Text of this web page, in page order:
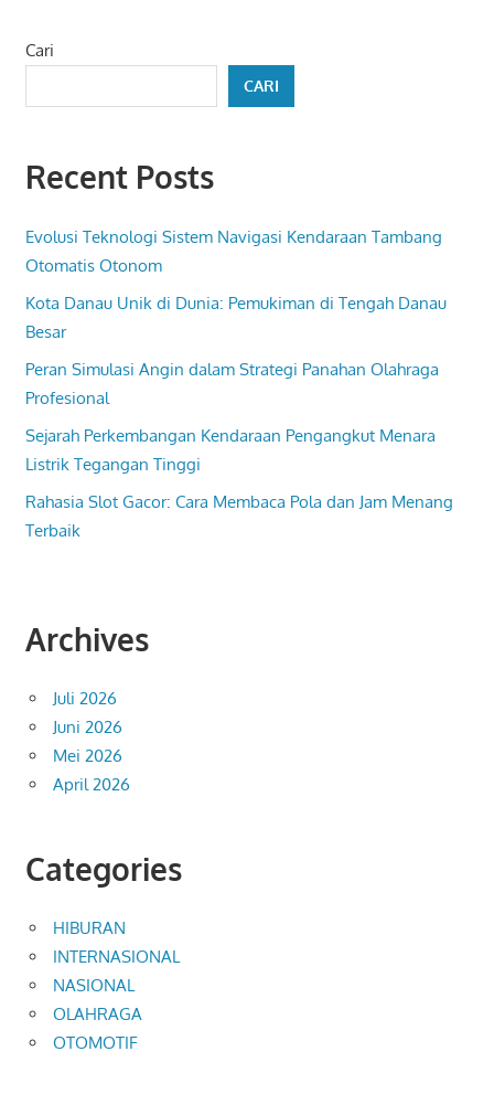
Cari
CARI
Recent Posts
Evolusi Teknologi Sistem Navigasi Kendaraan Tambang
Otomatis Otonom
Kota Danau Unik di Dunia: Pemukiman di Tengah Danau
Besar
Peran Simulasi Angin dalam Strategi Panahan Olahraga
Profesional
Sejarah Perkembangan Kendaraan Pengangkut Menara
Listrik Tegangan Tinggi
Rahasia Slot Gacor: Cara Membaca Pola dan Jam Menang
Terbaik
Archives
Juli 2026
Juni 2026
Mei 2026
April 2026
Categories
HIBURAN
INTERNASIONAL
NASIONAL
OLAHRAGA
OTOMOTIF